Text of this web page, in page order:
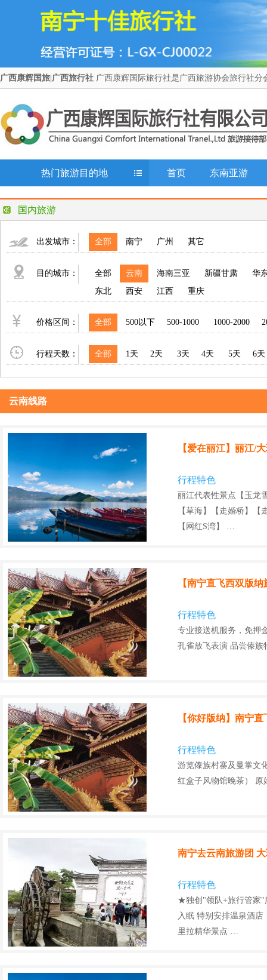
广西康辉国旅|广西旅行社 广西康辉国际旅行社是广西旅游协会旅行社
热门旅游目的地 首页 东南亚游
国内旅游
出发城市： 全部 南宁 广州 其它
目的城市： 全部 云南 海南三亚 新疆甘肃
华
东北
西安 江西 重庆
价格区间： 全部 500以下 500-1000 1000-2000
行程天数： 全部 1天 2天 3天 4天 5天 6天
云南线路
【爱在丽江】丽江/
行程特色
丽江代表性景点【玉龙
【草海】【走婚桥】
【网红S湾】 …
【南宁直飞西双版
行程特色
专业接送机服务，免押
孔雀放飞表演 品尝傣
【你好版纳】南宁
行程特色
游览傣族村寨及曼掌文
红盒子风物馆晚茶）
南宁去云南旅游团
行程特色
★独创"领队+旅行管家"
入眠 特别安排温泉酒
里拉精华景点 …